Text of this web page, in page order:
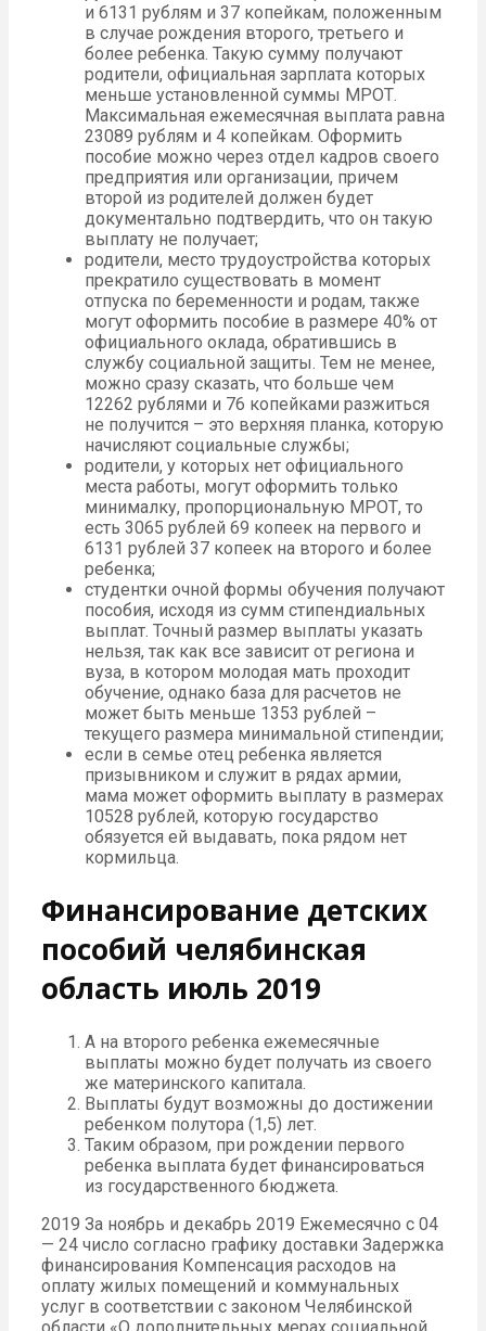
и 6131 рублям и 37 копейкам, положенным
в случае рождения второго, третьего и
более ребенка. Такую сумму получают
родители, официальная зарплата которых
меньше установленной суммы МРОТ.
Максимальная ежемесячная выплата равна
23089 рублям и 4 копейкам. Оформить
пособие можно через отдел кадров своего
предприятия или организации, причем
второй из родителей должен будет
документально подтвердить, что он такую
выплату не получает;
родители, место трудоустройства которых
прекратило существовать в момент
отпуска по беременности и родам, также
могут оформить пособие в размере 40% от
официального оклада, обратившись в
службу социальной защиты. Тем не менее,
можно сразу сказать, что больше чем
12262 рублями и 76 копейками разжиться
не получится – это верхняя планка, которую
начисляют социальные службы;
родители, у которых нет официального
места работы, могут оформить только
минималку, пропорциональную МРОТ, то
есть 3065 рублей 69 копеек на первого и
6131 рублей 37 копеек на второго и более
ребенка;
студентки очной формы обучения получают
пособия, исходя из сумм стипендиальных
выплат. Точный размер выплаты указать
нельзя, так как все зависит от региона и
вуза, в котором молодая мать проходит
обучение, однако база для расчетов не
может быть меньше 1353 рублей –
текущего размера минимальной стипендии;
если в семье отец ребенка является
призывником и служит в рядах армии,
мама может оформить выплату в размерах
10528 рублей, которую государство
обязуется ей выдавать, пока рядом нет
кормильца.
Финансирование детских
пособий челябинская
область июль 2019
А на второго ребенка ежемесячные
выплаты можно будет получать из своего
же материнского капитала.
Выплаты будут возможны до достижении
ребенком полутора (1,5) лет.
Таким образом, при рождении первого
ребенка выплата будет финансироваться
из государственного бюджета.
2019 За ноябрь и декабрь 2019 Ежемесячно с 04
— 24 число согласно графику доставки Задержка
финансирования Компенсация расходов на
оплату жилых помещений и коммунальных
услуг в соответствии с законом Челябинской